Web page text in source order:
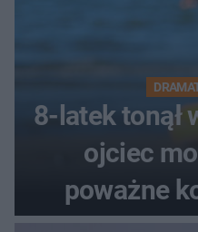
8-latek tonął
ojciec
poważne